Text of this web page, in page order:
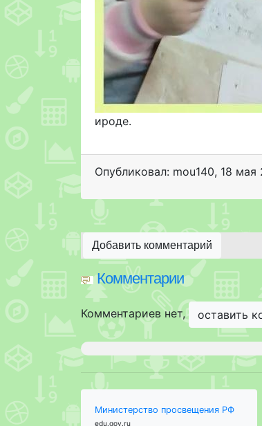
ироде.
Опубликовал: mou140, 18 мая
Добавить комментарий
Комментарии
Комментариев нет, оставить
Министерство просвещения РФ
edu.gov.ru